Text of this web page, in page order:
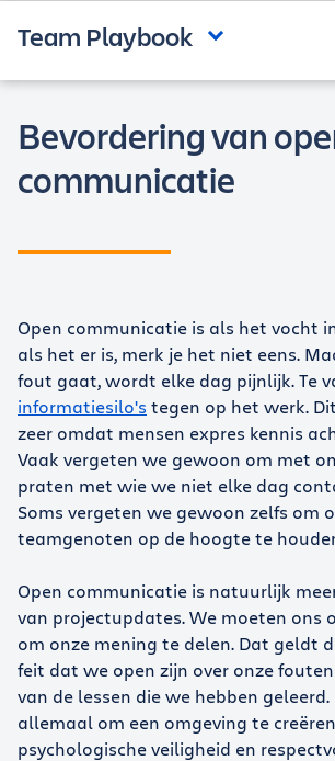
Team Playbook
Bevordering van
communicatie
Open communicatie is als het vocht
als het er is, merk je het niet eens.
fout gaat, wordt elke dag pijnlijk. Te
informatiesilo's tegen op het werk.
zeer omdat mensen expres kennis
Vaak vergeten we gewoon om met
praten met wie we niet elke dag
Soms vergeten we gewoon zelfs om
teamgenoten op de hoogte te
Open communicatie is natuurlijk
van projectupdates. We moeten ons
om onze mening te delen. Dat geldt
feit dat we open zijn over onze
van de lessen die we hebben
allemaal om een omgeving te
psychologische veiligheid en